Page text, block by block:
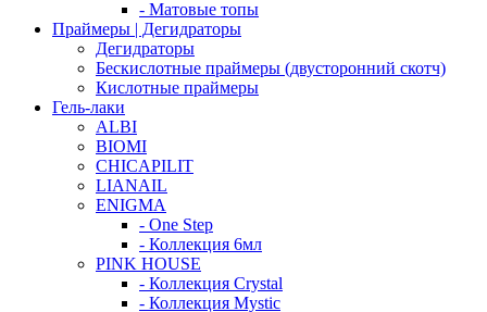
- Матовые топы
Праймеры | Дегидраторы
Дегидраторы
Бескислотные праймеры (двусторонний скотч)
Кислотные праймеры
Гель-лаки
ALBI
BIOMI
CHICAPILIT
LIANAIL
ENIGMA
- One Step
- Коллекция 6мл
PINK HOUSE
- Коллекция Crystal
- Коллекция Mystic